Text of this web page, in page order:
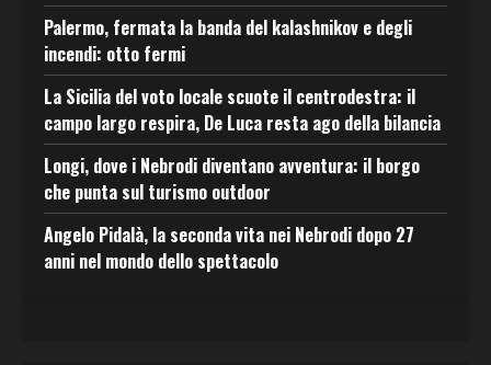
Palermo, fermata la banda del kalashnikov e degli
incendi: otto fermi
La Sicilia del voto locale scuote il centrodestra: il
campo largo respira, De Luca resta ago della bilancia
Longi, dove i Nebrodi diventano avventura: il borgo
che punta sul turismo outdoor
Angelo Pidalà, la seconda vita nei Nebrodi dopo 27
anni nel mondo dello spettacolo